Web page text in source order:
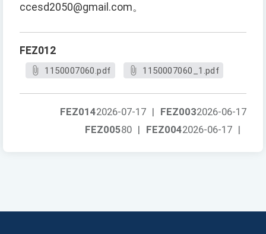
ccesd2050@gmail.com。
FEZ012
1150007060.pdf 1150007060_1.pdf
FEZ0032026-06-17
FEZ0142026-07-17 |
FEZ0042026-06-17 |
FEZ00580 |